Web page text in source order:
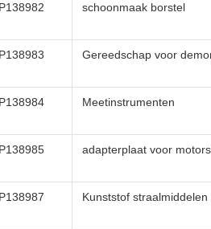
schoonmaak borstel
Gereedschap voor
Meetinstrumenten
adapterplaat voor
Kunststof straalmiddelen